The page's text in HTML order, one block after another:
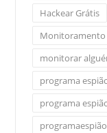
Hackear Grátis
Monitoramento
monitorar
programa
programa